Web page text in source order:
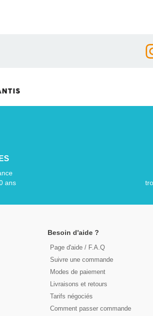
ans
Besoin d'aide ?
Page d'aide / F.A.Q
Suivre une commande
Modes de paiement
Livraisons et retours
Tarifs négociés
Comment passer commande